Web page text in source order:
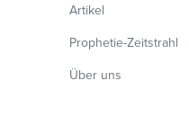
Artikel
Prophetie-Zeitstrahl
Über uns